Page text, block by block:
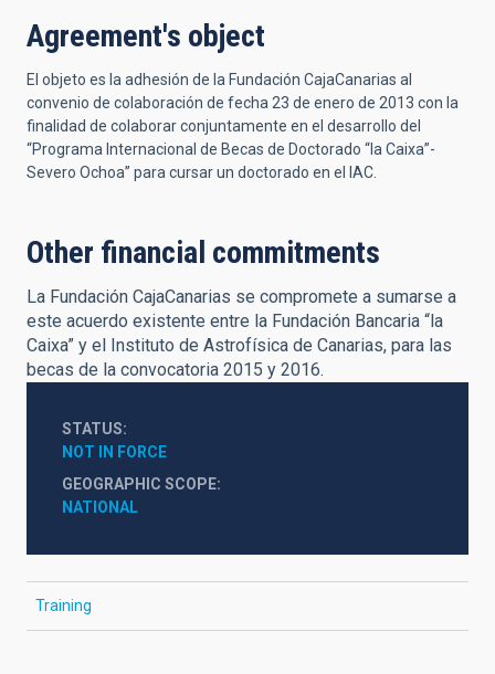
Agreement's object
El objeto es la adhesión de la Fundación CajaCanarias al
convenio de colaboración de fecha 23 de enero de 2013 con la
finalidad de colaborar conjuntamente en el desarrollo del
“Programa Internacional de Becas de Doctorado “la Caixa”-
Severo Ochoa” para cursar un doctorado en el IAC.
Other financial commitments
La Fundación CajaCanarias se compromete a sumarse a
este acuerdo existente entre la Fundación Bancaria “la
Caixa” y el Instituto de Astrofísica de Canarias, para las
becas de la convocatoria 2015 y 2016.
STATUS
NOT IN FORCE
GEOGRAPHIC SCOPE
NATIONAL
Training